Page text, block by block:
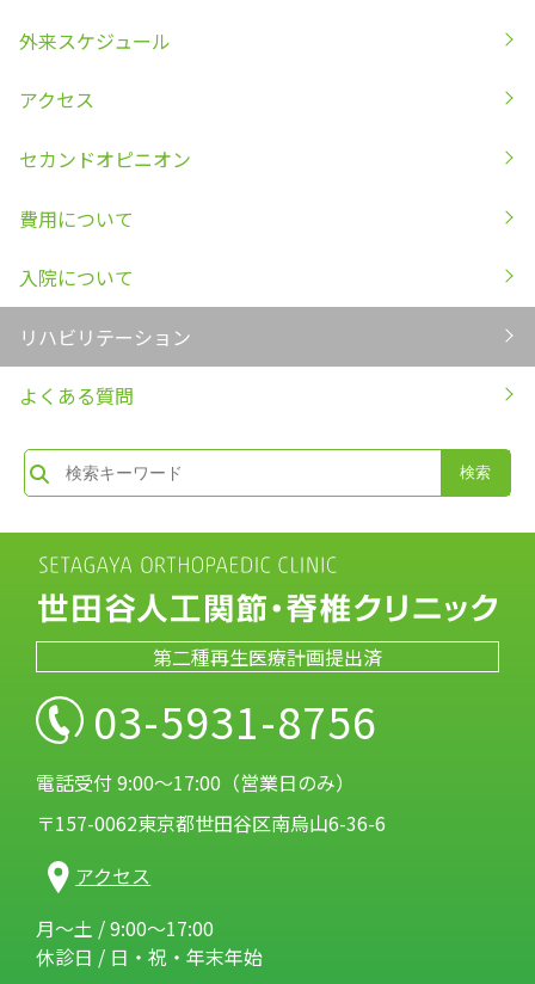
外来スケジュール
アクセス
セカンドオピニオン
費用について
入院について
リハビリテーション
よくある質問
第二種再生医療計画提出済
03-5931-8756
電話受付 9:00～17:00（営業日のみ）
〒157-0062東京都世田谷区南烏山6-36-6
アクセス
月～土 / 9:00～17:00
休診日 / 日・祝・年末年始